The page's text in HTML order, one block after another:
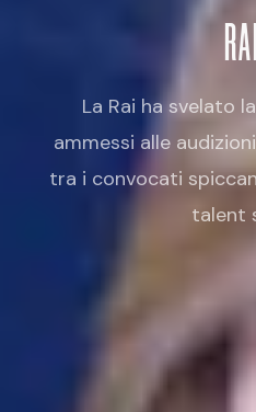
La Rai ha svelato
ammessi alle
tra i convocati
talent